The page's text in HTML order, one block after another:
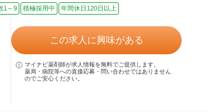
1～9 積極採用中 年間休日120日以上
この求人に興味がある
マイナビ薬剤師が求人情報を無料でご提供します。
薬局・病院等への直接応募・問い合わせではありません
のでご安心ください。